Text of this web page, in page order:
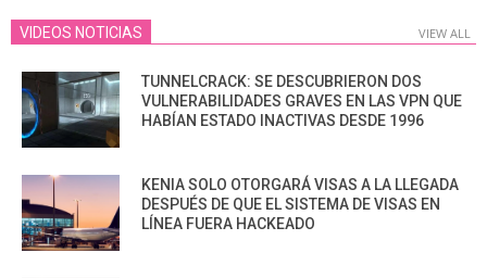
VIDEOS NOTICIAS VIEW ALL
TUNNELCRACK: SE DESCUBRIERON DOS
VULNERABILIDADES GRAVES EN LAS VPN QUE
HABÍAN ESTADO INACTIVAS DESDE 1996
KENIA SOLO OTORGARÁ VISAS A LA LLEGADA
DESPUÉS DE QUE EL SISTEMA DE VISAS EN
LÍNEA FUERA HACKEADO